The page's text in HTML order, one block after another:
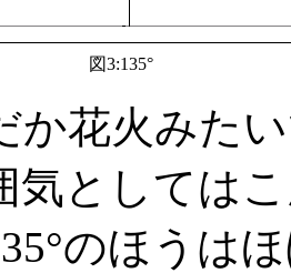
図3:135°
花火みた
気としては
のほうは